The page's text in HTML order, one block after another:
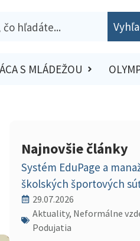
S MLÁDEŽOU
Najnovšie články
Systém EduPage a
školských športových
29.07.2026
Aktuality, Neformálne
Podujatia